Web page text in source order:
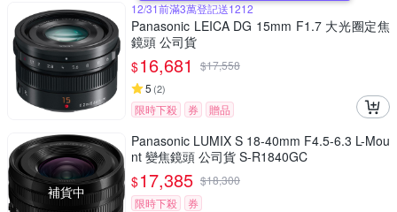
12/31前滿3萬登記送1212
Panasonic LEICA DG 15mm F1.7 大光圈定焦
鏡頭 公司貨
$16,681 $17,558
5 (2)
限時下殺 券 贈品
補貨中
Panasonic LUMIX S 18-40mm F4.5-6.3 L-Mou
nt 變焦鏡頭 公司貨 S-R1840GC
$17,385 $18,300
限時下殺
券